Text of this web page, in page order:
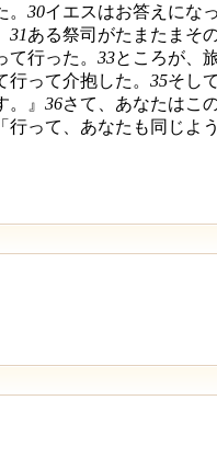
30イエスはお答えにな
31ある祭司がたまたまそ
行った。 33ところが、
って介抱した。 35そし
』 36さて、あなたはこ
って、あなたも同じよ